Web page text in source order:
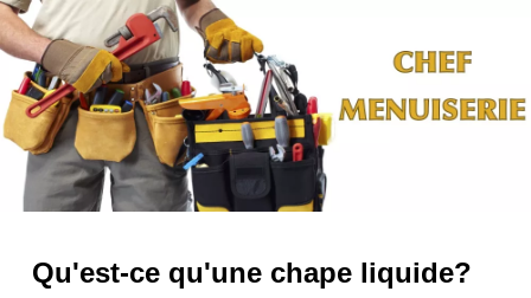
Qu'est-ce qu'une chape liquide?